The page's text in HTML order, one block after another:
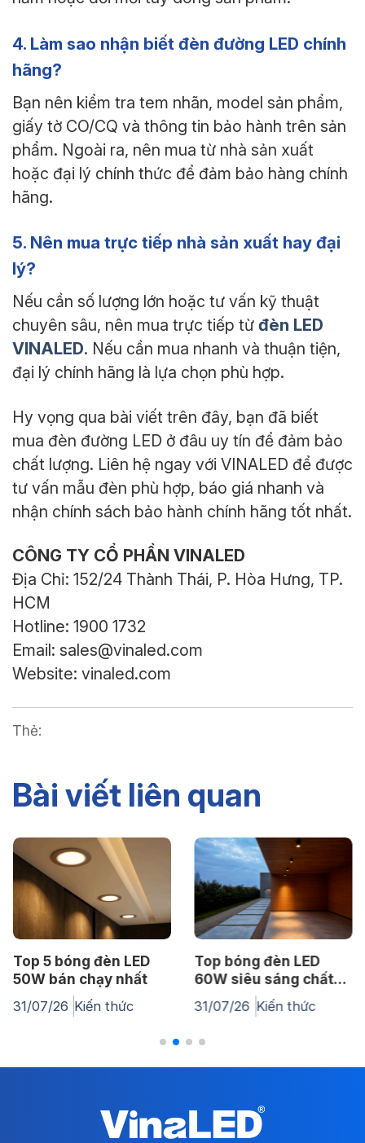
4. Làm sao nhận biết đèn đường LED chính
hãng?
Bạn nên kiểm tra tem nhãn, model sản phẩm,
giấy tờ CO/CQ và thông tin bảo hành trên sản
phẩm. Ngoài ra, nên mua từ nhà sản xuất
hoặc đại lý chính thức để đảm bảo hàng chính
hãng.
5. Nên mua trực tiếp nhà sản xuất hay đại
lý?
Nếu cần số lượng lớn hoặc tư vấn kỹ thuật
chuyên sâu, nên mua trực tiếp từ đèn LED
VINALED. Nếu cần mua nhanh và thuận tiện,
đại lý chính hãng là lựa chọn phù hợp.
Hy vọng qua bài viết trên đây, bạn đã biết
mua đèn đường LED ở đâu uy tín để đảm bảo
chất lượng. Liên hệ ngay với VINALED để được
tư vấn mẫu đèn phù hợp, báo giá nhanh và
nhận chính sách bảo hành chính hãng tốt nhất.
CÔNG TY CỔ PHẦN VINALED
Địa Chỉ: 152/24 Thành Thái, P. Hòa Hưng, TP.
HCM
Hotline: 1900 1732
Email: sales@vinaled.com
Website: vinaled.com
Thẻ:
Bài viết liên quan
Top 5 bóng đèn LED
50W bán chạy nhất
31/07/26 Kiến thức
Top bóng đèn LED
60W siêu sáng chất
lượng cao
31/07/26 Kiến thức